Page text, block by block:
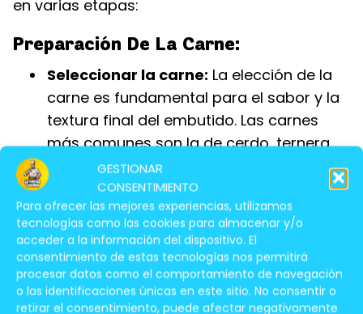
GESTIONAR
CONSENTIMIENTO
Para ofrecer las mejores experiencias, utilizamos
tecnologías como las cookies para almacenar y/o
acceder a la información del dispositivo. El
consentimiento de estas tecnologías nos permitirá
procesar datos como el comportamiento de navegación
o las identificaciones únicas en este sitio. No consentir o
retirar el consentimiento, puede afectar negativamente
en varias etapas:
Preparación De La Carne:
Seleccionar la carne: La elección de la
carne es fundamental para el sabor y la
textura final del embutido. Las carnes
más comunes son la de cerdo, ternera,
cordero y ave.Es importante utilizar
carne fresca y de buena calidad.
Picar la carne:Se utiliza una picadora de
carne para obtener una textura uniforme.
El tamaño de la molienda dependerá del
tipo de embutido que se desee elaborar.